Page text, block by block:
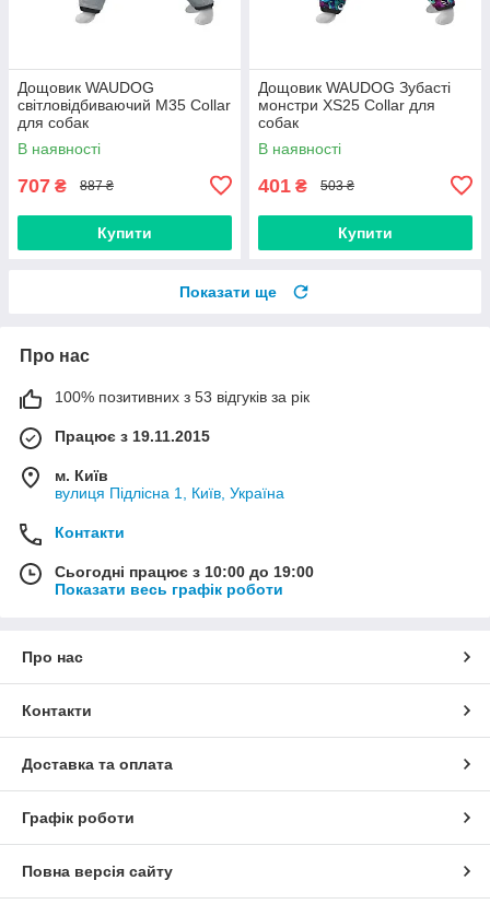
Дощовик WAUDOG
світловідбиваючий M35 Collar
для собак
В наявності
707 ₴ 887 ₴
Купити
Дощовик WAUDOG Зубасті
монстри XS25 Collar для
собак
В наявності
401 ₴ 503 ₴
Купити
Показати ще
Про нас
100% позитивних з 53 відгуків за рік
Працює з 19.11.2015
м. Київ
вулиця Підлісна 1, Київ, Україна
Контакти
Сьогодні працює з 10:00 до 19:00
Показати весь графік роботи
Про нас
Контакти
Доставка та оплата
Графік роботи
Повна версія сайту